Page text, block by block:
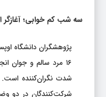
سه شب کم‌ خوابی؛ آغازگر
پژوهشگران دانشگاه
۱۶ مرد سالم و جوان
شدت نگران‌کننده
شرکت‌کنندگان در دو